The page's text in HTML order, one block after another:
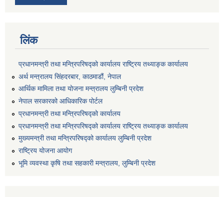
लिंक
प्रधानमन्त्री तथा मन्त्रिपरिषद्को कार्यालय राष्ट्रिय तथ्याङ्क कार्यालय
अर्थ मन्त्रालय सिंहदरबार, काठमाडौं, नेपाल
आर्थिक मामिला तथा योजना मन्त्रालय लुम्बिनी प्रदेश
नेपाल सरकारको आधिकारिक पोर्टल
प्रधानमन्त्री तथा मन्त्रिपरिषद्को कार्यालय
प्रधानमन्त्री तथा मन्त्रिपरिषद्को कार्यालय राष्ट्रिय तथ्याङ्क कार्यालय
मुख्यमन्त्री तथा मन्त्रिपरिषद्को कार्यालय लुम्बिनी प्रदेश
राष्ट्रिय योजना आयोग
भूमि व्यवस्था कृषि तथा सहकारी मन्त्रालय, लुम्बिनी प्रदेश